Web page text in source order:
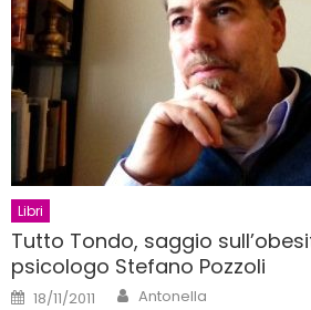
Libri
Tutto Tondo, saggio
psicologo Stefano Pozzoli
Posted
18/11/2011 Author
Antonella